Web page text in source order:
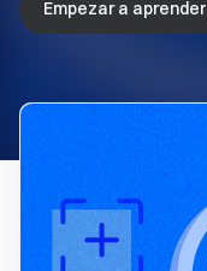
Empezar a aprender